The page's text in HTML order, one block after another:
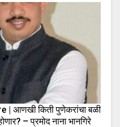
| आणखी किती पुणेकरांचा बळी
– प्रमोद नाना भानगिरे